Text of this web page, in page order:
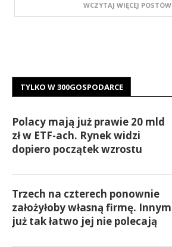
WCZYTAJ WIĘCEJ POSTÓW
TYLKO W 300GOSPODARCE
Polacy mają już prawie 20 mld
zł w ETF-ach. Rynek widzi
dopiero początek wzrostu
Trzech na czterech ponownie
założyłoby własną firmę. Innym
już tak łatwo jej nie polecają